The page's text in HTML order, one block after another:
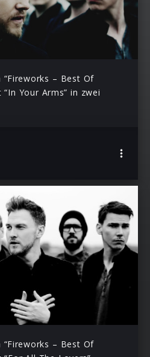
“Fireworks – Best Of
Your Arms” in zwei
“Fireworks – Best Of